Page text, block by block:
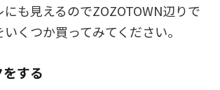
も見えるのでZOZOTOWN辺りで
くつか買ってみてください。
する